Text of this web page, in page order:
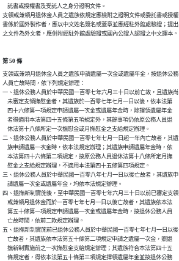
    託書或授權書及受託人之身分證明文件。
支領或兼領月退休金人員之遺族依規定應檢附之證明文件或委託書或授權
書係於國外製作者，應以中文姓名簽名或蓋章並應經駐外館處驗證；提出
之文件為外文者，應併附經駐外館處驗證或國內公證人認證之中文譯本。
第 50 條
支領或兼領月退休金人員之遺族申請遺屬一次金或遺屬年金，按退休公務
人員亡故時間，依下列規定辦理：
一、退休公務人員於中華民國一百零七年六月三十日以前亡故，且遺族尚
    未審定支領撫慰金者，其遺族於一百零七年七月一日以後，依本法第
    四十六條第一項規定申請遺屬一次金或遺屬年金時，除擇領遺屬年金
    者得適用本法第四十五條第五項規定外，其餘事項仍依原公務人員退
    休法第十八條所定一次撫慰金或月撫慰金之支給規定辦理。
二、退休公務人員於中華民國一百零七年七月一日起一年內亡故者，其遺
    族申請遺屬一次金時，依本法規定辦理；其遺族申請遺屬年金時，依
    本法第四十六條第二項規定，按原公務人員退休法第十八條所定月撫
    慰金之支給規定辦理，不適用本法第四十五條第四項規定。
三、退休公務人員於中華民國一百零八年七月一日以後亡故者，其遺族申
    請遺屬一次金或遺屬年金，均依本法規定辦理。
四、退撫新制實施後，至中華民國一百零七年六月三十日以前已審定支領
    或兼領月退休金而於一百零七年七月一日以後亡故者，其遺族依本法
    第五十條第一項規定申請遺屬一次金或遺屬年金時，按退休公務人員
    亡故時間，依前二款規定辦理。
五、退撫新制實施前已退休公務人員於中華民國一百零七年七月一日以後
    亡故者，其遺族依本法第五十條第二項規定申請之遺屬一次金，照退
    撫新制實施前之一次撫慰金支給規定辦理；其遺族符合本法第四十五
    條規定者，得依本法第五十條第三項規定擇領遺屬年金並按退休公務